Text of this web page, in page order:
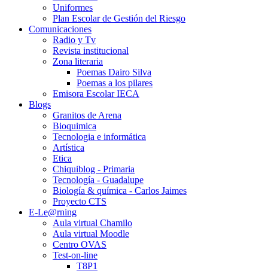
Uniformes
Plan Escolar de Gestión del Riesgo
Comunicaciones
Radio y Tv
Revista institucional
Zona literaria
Poemas Dairo Silva
Poemas a los pilares
Emisora Escolar IECA
Blogs
Granitos de Arena
Bioquimica
Tecnologia e informática
Artística
Etica
Chiquiblog - Primaria
Tecnología - Guadalupe
Biología & química - Carlos Jaimes
Proyecto CTS
E-Le@rning
Aula virtual Chamilo
Aula virtual Moodle
Centro OVAS
Test-on-line
T8P1